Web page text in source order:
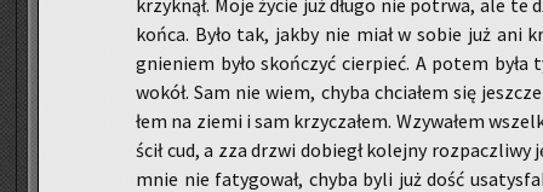
krzyk­nął. Moje życie już długo nie po­trwa, ale
końca. Było tak, jakby nie miał w sobie już
gnie­niem było skoń­czyć cier­pieć. A potem
wokół. Sam nie wiem, chyba chcia­łem się
łem na ziemi i sam krzy­cza­łem. Wzy­wa­łem
ścił cud, a zza drzwi do­biegł ko­lej­ny roz­pacz­li­wy
mnie nie fa­ty­go­wał, chyba byli już dość